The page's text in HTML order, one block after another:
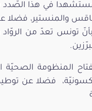
في هذا الصّدد
والمنستير، فضلا
تونس تعدّ من
المنظومة الصحيّة
فضلا عن